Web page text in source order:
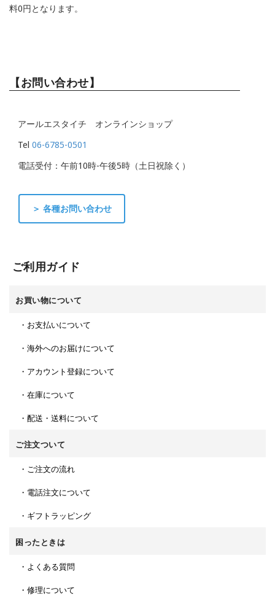
料0円となります。
【お問い合わせ】
アールエスタイチ オンラインショップ
Tel 06-6785-0501
電話受付：午前10時-午後5時（土日祝除く）
＞ 各種お問い合わせ
ご利用ガイド
お買い物について
・お支払いについて
・海外へのお届けについて
・アカウント登録について
・在庫について
・配送・送料について
ご注文ついて
・ご注文の流れ
・電話注文について
・ギフトラッピング
困ったときは
・よくある質問
・修理について